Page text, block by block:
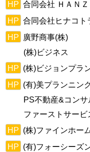
HP 合同会社 ＨＡＮＺ
HP 合同会社ヒナコト
HP 廣野商事(株)
(株)ビジネス
HP (株)ビジョンプラ
HP (有)美プランニン
PS不動産&コンサ
ファーストサービ
HP (株)ファインホー
HP (有)フォーシーズ